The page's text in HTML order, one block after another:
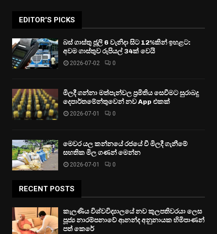
EDITOR'S PICKS
බස් ගාස්තු ජූලි 6 වැනිදා සිට 12%කින් ඉහළට:
අවම ගාස්තුව රුපියල් 34ක් වෙයි
2026-07-02 0
මිලදී ගන්නා මත්පැන්වල ප්‍රමිතිය සෙවීමට සුරාබදු
දෙපාර්තමේන්තුවෙන් නව App එකක්
2026-07-01 0
මෙවර යල කන්නයේ රජයේ වී මිලදී ගැනීමේ
සහතික මිල ගණන් මෙන්න
2026-07-01 0
RECENT POSTS
කැලණිය විශ්වවිද්‍යාලයේ නව කුලපතිවරයා ලෙස
පූජ්‍ය නාරම්පනාවේ ආනන්ද අනුනායක හිමිපාණන්
පත් කෙරේ